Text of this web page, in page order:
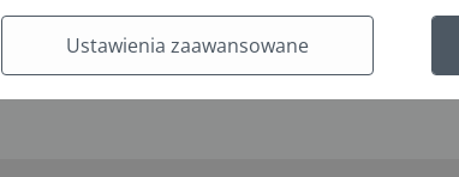
Ustawienia zaawansowane